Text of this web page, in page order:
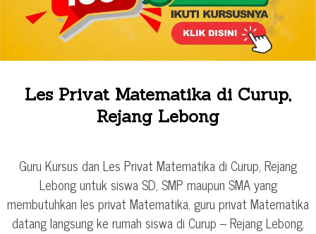
Les Privat Matematika di Curup,
Rejang Lebong
Guru Kursus dan Les Privat Matematika di Curup, Rejang
Lebong untuk siswa SD, SMP maupun SMA yang
membutuhkan les privat Matematika, guru privat Matematika
datang langsung ke rumah siswa di Curup – Rejang Lebong.